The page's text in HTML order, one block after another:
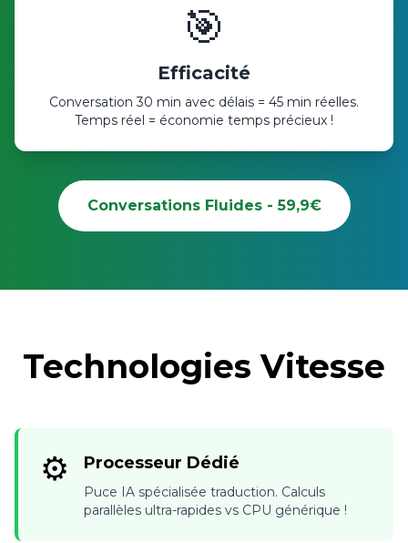
🎯
Efficacité
Conversation 30 min avec délais = 45 min réelles.
Temps réel = économie temps précieux !
Conversations Fluides - 59,9€
Technologies Vitesse
⚙️ Processeur Dédié
Puce IA spécialisée traduction. Calculs
parallèles ultra-rapides vs CPU générique !